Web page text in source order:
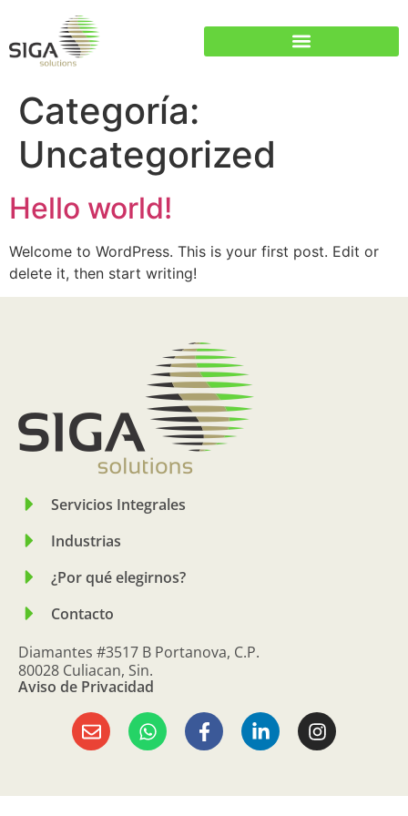
Categoría:
Uncategorized
Hello world!
Welcome to WordPress. This is your first post. Edit or
delete it, then start writing!
Servicios Integrales
Industrias
¿Por qué elegirnos?
Contacto
Diamantes #3517 B Portanova, C.P.
80028 Culiacan, Sin.
Aviso de Privacidad